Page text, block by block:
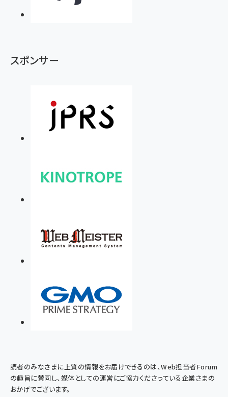
スポンサー
読者のみなさまに上質の情報をお届けできるのは、Web担当者Forum
の趣旨に賛同し、媒体としての運営にご協力くださっている企業さまの
おかげでございます。